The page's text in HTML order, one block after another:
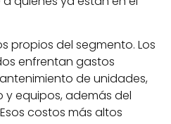
propios del segmento. Los
enfrentan gastos
de unidades,
equipos, además del
costos más altos